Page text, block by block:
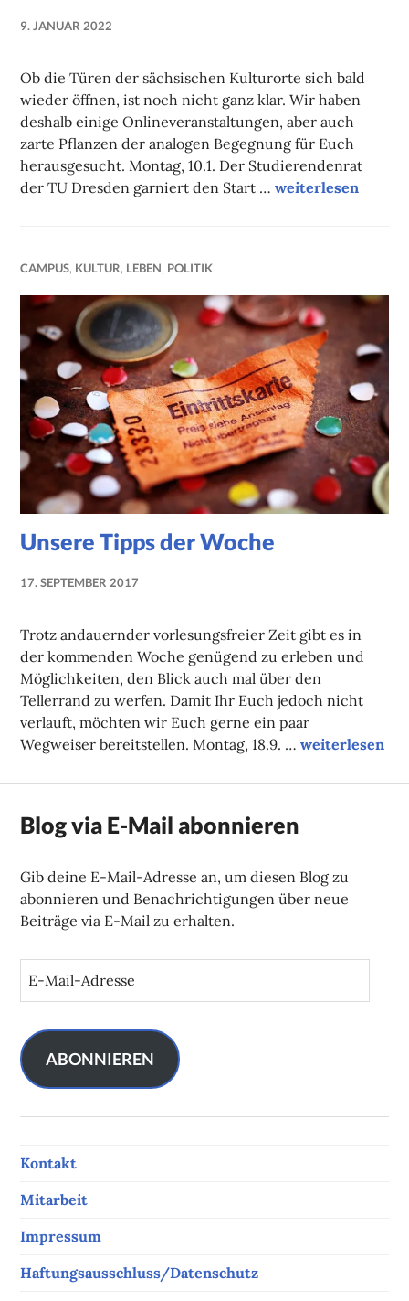
9. JANUAR 2022
Ob die Türen der sächsischen Kulturorte sich bald
wieder öffnen, ist noch nicht ganz klar. Wir haben
deshalb einige Onlineveranstaltungen, aber auch
zarte Pflanzen der analogen Begegnung für Euch
herausgesucht. Montag, 10.1. Der Studierendenrat
der TU Dresden garniert den Start …Unsere
weiterlesen
CAMPUS, KULTUR, LEBEN, POLITIK
Unsere Tipps der Woche
17. SEPTEMBER 2017
Trotz andauernder vorlesungsfreier Zeit gibt es in
der kommenden Woche genügend zu erleben und
Möglichkeiten, den Blick auch mal über den
Tellerrand zu werfen. Damit Ihr Euch jedoch nicht
verlauft, möchten wir Euch gerne ein paar
Wegweiser bereitstellen. Montag, 18.9. …Unsere Tipps
weiterlesen
Blog via E-Mail abonnieren
Gib deine E-Mail-Adresse an, um diesen Blog zu
abonnieren und Benachrichtigungen über neue
Beiträge via E-Mail zu erhalten.
i
l
A
r
s
s
ABONNIEREN
Kontakt
Mitarbeit
Impressum
Haftungsausschluss/Datenschutz